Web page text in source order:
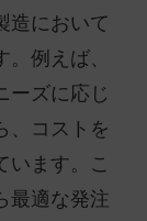
造において
例えば、
ーズに応じ
、コストを
います。こ
最適な発注